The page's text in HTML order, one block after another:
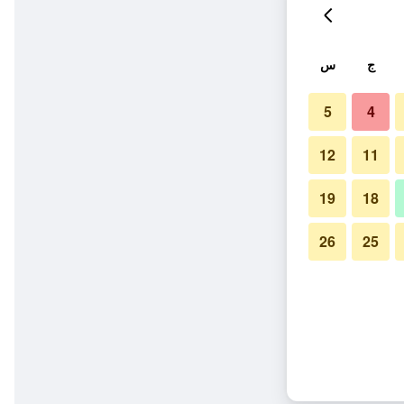
ج س
4
5
11
12
18
19
25
26